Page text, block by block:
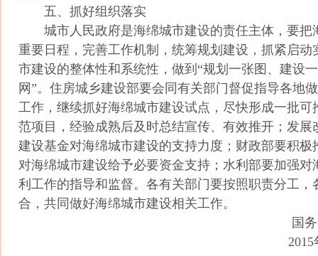
五、抓好组织落实
城市人民政府是海绵城市建设的责任主体，要把
重要日程，完善工作机制，统筹规划建设，抓紧启动
市建设的整体性和系统性，做到“规划一张图、建设
网”。住房城乡建设部要会同有关部门督促指导各地
工作，继续抓好海绵城市建设试点，尽快形成一批可
范项目，经验成熟后及时总结宣传、有效推开；发展
建设基金对海绵城市建设的支持力度；财政部要积极
对海绵城市建设给予必要资金支持；水利部要加强对
利工作的指导和监督。各有关部门要按照职责分工，
合，共同做好海绵城市建设相关工作。
国务院办
2015年10月